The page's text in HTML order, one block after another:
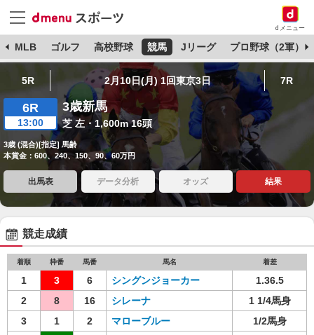
dメニュー
MLB ゴルフ 高校野球 競馬 Jリーグ プロ野球（2軍）
5R 2月10日(月) 1回東京3日 7R
6R
13:00
3歳新馬
芝 左・1,600m 16頭
3歳 (混合)[指定] 馬齢
本賞金：600、240、150、90、60万円
出馬表 データ分析 オッズ 結果
競走成績
着順 枠番 馬番 馬名 着差
1 3 6 シングンジョーカー
1.36.5
2
8 16 シレーナ
1 1/4馬身
3
1 2 マローブルー
1/2馬身